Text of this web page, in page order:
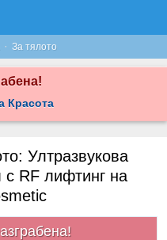
· За тялото
Красота
Ултразвукова
с RF лифтинг на